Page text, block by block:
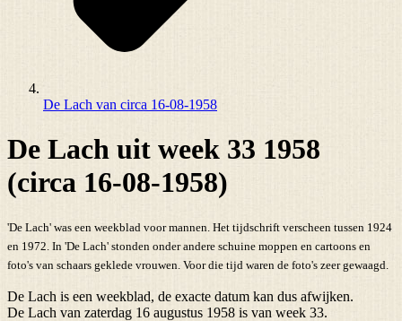
De Lach van circa 16-08-1958
De Lach uit week 33 1958
(circa 16-08-1958)
'De Lach' was een weekblad voor mannen. Het tijdschrift verscheen tussen 1924
en 1972. In 'De Lach' stonden onder andere schuine moppen en cartoons en
foto's van schaars geklede vrouwen. Voor die tijd waren de foto's zeer gewaagd.
De Lach is een weekblad, de exacte datum kan dus afwijken.
De Lach van zaterdag 16 augustus 1958 is van week 33.